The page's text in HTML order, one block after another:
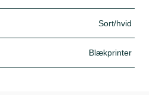
Sort/hvid
Blækprinter